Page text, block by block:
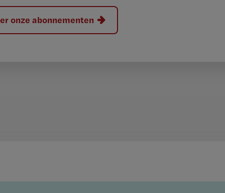
onze abonnementen